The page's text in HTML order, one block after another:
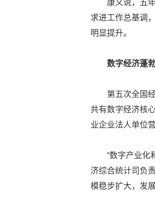
康义说，五
求进工作总基调
明显提升。
数字经济蓬
第五次全国
共有数字经济核
业企业法人单位
“数字产业化
济综合统计司负
模稳步扩大，发